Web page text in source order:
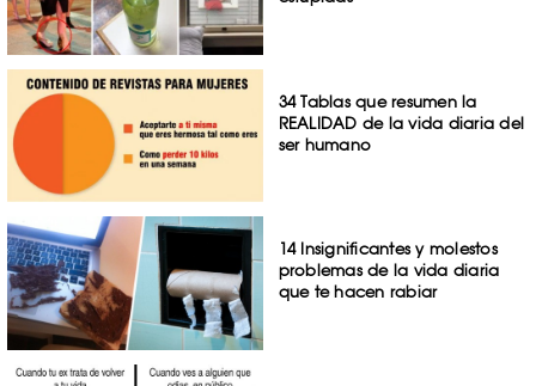
34 Tablas que resumen la
REALIDAD de la vida diaria del
ser humano
14 Insignificantes y molestos
problemas de la vida diaria
que te hacen rabiar